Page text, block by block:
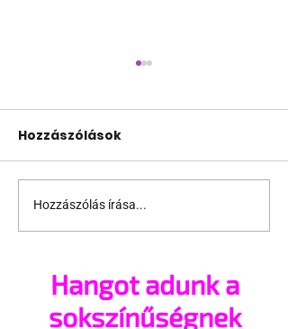
Terrortámadás
árnyékában tartják
Amszterdamban
Hozzászólások
Hozzászólás írása...
Hangot adunk a
sokszínűségnek